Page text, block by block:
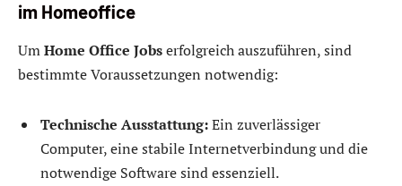
im Homeoffice
UmHome Office Jobserfolgreich auszuführen, sind
bestimmte Voraussetzungen notwendig:
Technische Ausstattung:Ein zuverlässiger
Computer, eine stabile Internetverbindung und die
notwendige Software sind essenziell.